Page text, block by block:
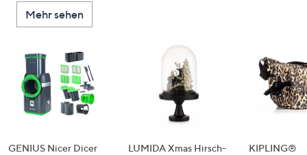
Mehr sehen
GENIUS Nicer Dicer
LUMIDA Xmas Hirsch-
KIPLING®